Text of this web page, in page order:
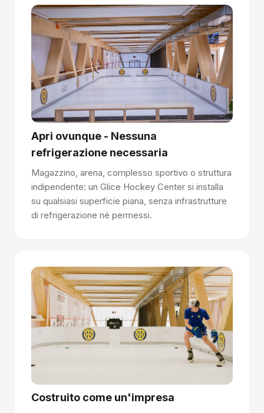
Apri ovunque - Nessuna
refrigerazione necessaria
Magazzino, arena, complesso sportivo o struttura
indipendente: un Glice Hockey Center si installa
su qualsiasi superficie piana, senza infrastrutture
di refrigerazione né permessi.
Costruito come un'impresa